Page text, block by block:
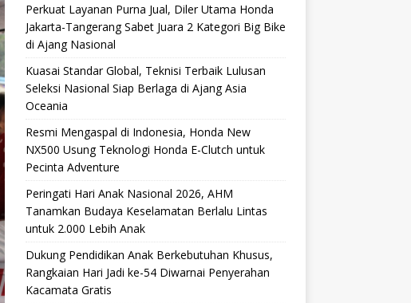
Perkuat Layanan Purna Jual, Diler Utama Honda
Jakarta-Tangerang Sabet Juara 2 Kategori Big Bike
di Ajang Nasional
Kuasai Standar Global, Teknisi Terbaik Lulusan
Seleksi Nasional Siap Berlaga di Ajang Asia
Oceania
Resmi Mengaspal di Indonesia, Honda New
NX500 Usung Teknologi Honda E-Clutch untuk
Pecinta Adventure
Peringati Hari Anak Nasional 2026, AHM
Tanamkan Budaya Keselamatan Berlalu Lintas
untuk 2.000 Lebih Anak
Dukung Pendidikan Anak Berkebutuhan Khusus,
Rangkaian Hari Jadi ke-54 Diwarnai Penyerahan
Kacamata Gratis